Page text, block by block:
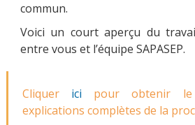
commun.
Voici un court aperçu du
entre vous et l’équipe SAPASEP.
Cliquer ici pour obtenir
explications complètes de la